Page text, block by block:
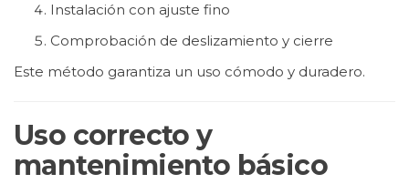
Instalación con ajuste fino
Comprobación de deslizamiento y cierre
Este método garantiza un uso cómodo y duradero.
Uso correcto y
mantenimiento básico